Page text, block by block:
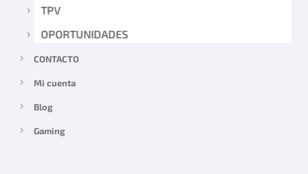
TPV
OPORTUNIDADES
CONTACTO
Mi cuenta
Blog
Gaming